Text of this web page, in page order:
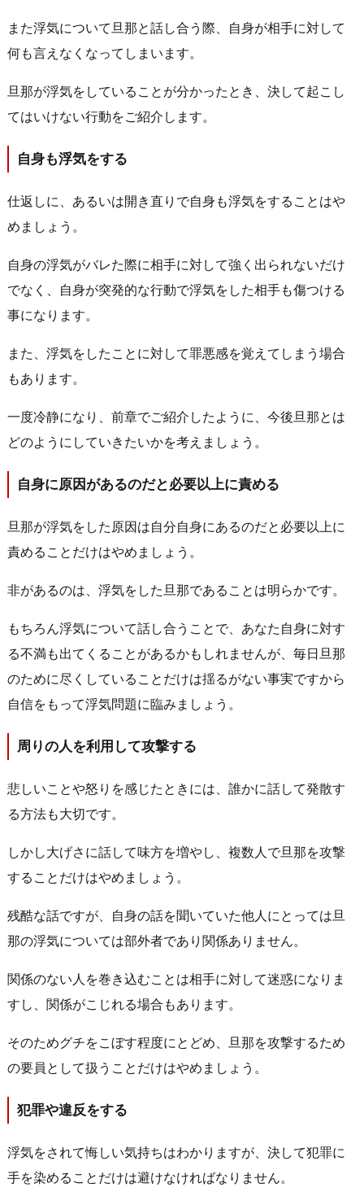
また浮気について旦那と話し合う際、自身が相手に対して
何も言えなくなってしまいます。
旦那が浮気をしていることが分かったとき、決して起こし
てはいけない行動をご紹介します。
自身も浮気をする
仕返しに、あるいは開き直りで自身も浮気をすることはや
めましょう。
自身の浮気がバレた際に相手に対して強く出られないだけ
でなく、自身が突発的な行動で浮気をした相手も傷つける
事になります。
また、浮気をしたことに対して罪悪感を覚えてしまう場合
もあります。
一度冷静になり、前章でご紹介したように、今後旦那とは
どのようにしていきたいかを考えましょう。
自身に原因があるのだと必要以上に責める
旦那が浮気をした原因は自分自身にあるのだと必要以上に
責めることだけはやめましょう。
非があるのは、浮気をした旦那であることは明らかです。
もちろん浮気について話し合うことで、あなた自身に対す
る不満も出てくることがあるかもしれませんが、毎日旦那
のために尽くしていることだけは揺るがない事実ですから
自信をもって浮気問題に臨みましょう。
周りの人を利用して攻撃する
悲しいことや怒りを感じたときには、誰かに話して発散す
る方法も大切です。
しかし大げさに話して味方を増やし、複数人で旦那を攻撃
することだけはやめましょう。
残酷な話ですが、自身の話を聞いていた他人にとっては旦
那の浮気については部外者であり関係ありません。
関係のない人を巻き込むことは相手に対して迷惑になりま
すし、関係がこじれる場合もあります。
そのためグチをこぼす程度にとどめ、旦那を攻撃するため
の要員として扱うことだけはやめましょう。
犯罪や違反をする
浮気をされて悔しい気持ちはわかりますが、決して犯罪に
手を染めることだけは避けなければなりません。